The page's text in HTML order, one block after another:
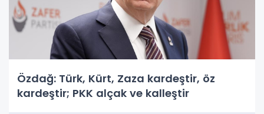
Özdağ: Türk, Kürt, Zaza kardeştir, öz
kardeştir; PKK alçak ve kalleştir